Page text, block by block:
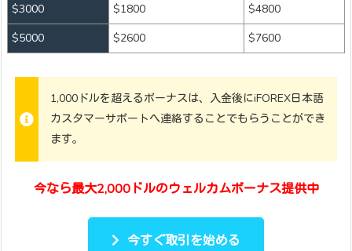
$3000
$1800
$4800
$5000
$2600 $7600
1,000ドルを超えるボーナスは、入金後にiFOREX日本語
カスタマーサポートへ連絡することでもらうことができ
ます。
今なら最大2,000ドルのウェルカムボーナス提供中
今すぐ取引を始める